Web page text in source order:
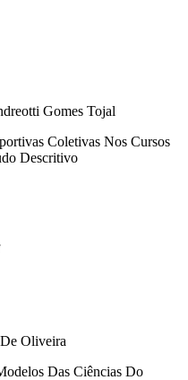
Gomes Tojal
Coletivas Nos Cursos
Descritivo
Oliveira
Das Ciências Do